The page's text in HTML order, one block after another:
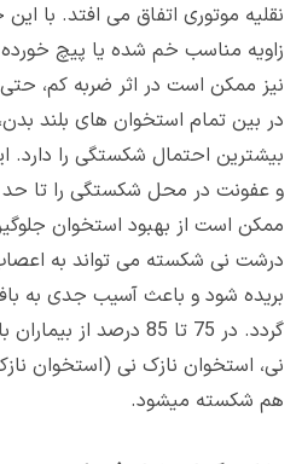
نقلیه موتوری اتفاق می افتد. با
زاویه مناسب خم شده یا پیچ
نیز ممکن است در اثر ضربه کم،
در بین تمام استخوان های بلند
بیشترین احتمال شکستگی را دارد.
و عفونت در محل شکستگی را تا
ممکن است از بهبود استخوان
درشت نی شکسته می تواند به
بریده شود و باعث آسیب جدی به
گردد. در 75 تا 85
نی، استخوان نازک نی (استخوان
هم شکسته میشود.